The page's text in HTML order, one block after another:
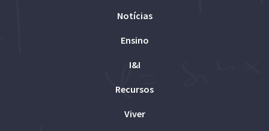
Notícias
Ensino
I&I
Recursos
Viver